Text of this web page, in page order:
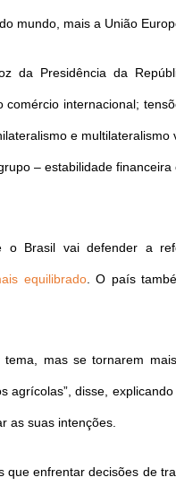
mundo, mais a União
da Presidência da
comércio internacional;
e multilateralismo
– estabilidade
o Brasil vai defender a
equilibrado. O país
tema, mas se tornarem
agrícolas”, disse,
as suas intenções.
que enfrentar decisões de